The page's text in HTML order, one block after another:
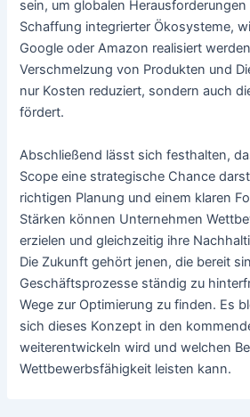
sein, um globalen
Schaffung integrierter Ökosysteme,
Google oder Amazon realisiert
Verschmelzung von Produkten und
nur Kosten reduziert, sondern auch
fördert.
Abschließend lässt sich festhalten,
Scope eine strategische Chance
richtigen Planung und einem klaren
Stärken können Unternehmen
erzielen und gleichzeitig ihre
Die Zukunft gehört jenen, die bereit
Geschäftsprozesse ständig zu
Wege zur Optimierung zu finden. Es
sich dieses Konzept in den
weiterentwickeln wird und welchen
Wettbewerbsfähigkeit leisten kann.